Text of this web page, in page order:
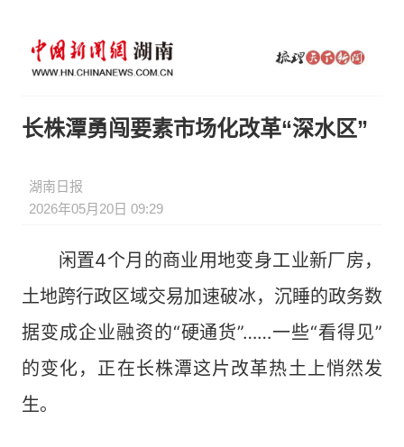
长株潭勇闯要素市场化改革“深水区”
湖南日报
2026年05月20日 09:29
闲置4个月的商业用地变身工业新厂房，
土地跨行政区域交易加速破冰，沉睡的政务数
据变成企业融资的“硬通货”……一些“看得见”
的变化，正在长株潭这片改革热土上悄然发
生。